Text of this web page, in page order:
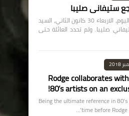
ستيفاني صليبا
توفي صباح اليوم، الاربعاء 30 كانون الثاني، السيد
صليبا. ولم تحدد العائلة حتى
Rodge collaborates
80’s artists on an
Being the ultimate reference in
time before